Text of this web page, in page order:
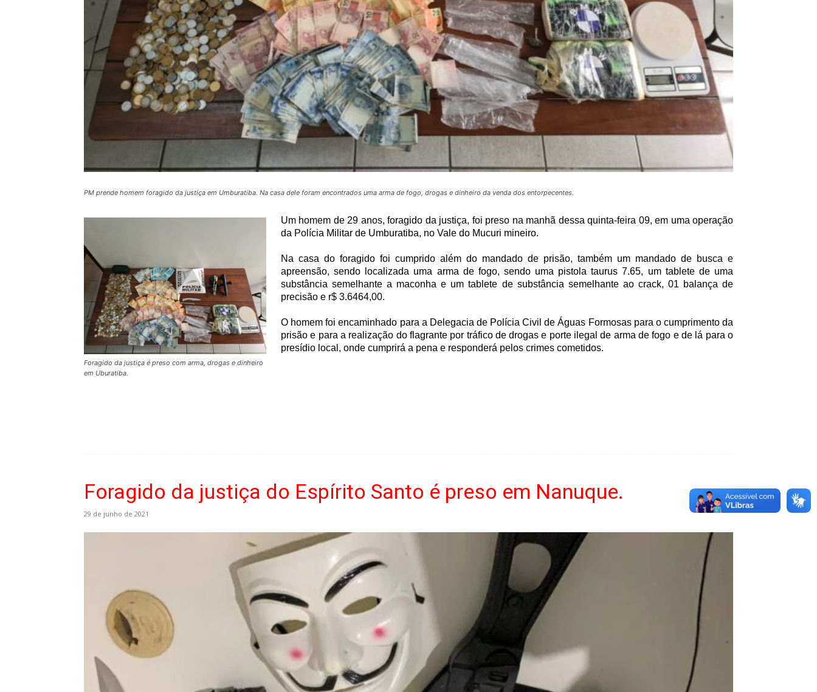
PM prende homem foragido da justiça em Umburatiba. Na casa dele foram encontrados uma arma de fogo, drogas e dinheiro da venda dos entorpecentes.
Foragido da justiça é preso com arma, drogas e dinheiro
em Uburatiba.
Um homem de 29 anos, foragido da justiça, foi preso na manhã dessa quinta-feira 09, em uma operação
da Polícia Militar de Umburatiba, no Vale do Mucuri mineiro.
Na casa do foragido foi cumprido além do mandado de prisão, também um mandado de busca e
apreensão, sendo localizada uma arma de fogo, sendo uma pistola taurus 7.65, um tablete de uma
substância semelhante a maconha e um tablete de substância semelhante ao crack, 01 balança de
precisão e r$ 3.6464,00.
O homem foi encaminhado para a Delegacia de Polícia Civil de Águas Formosas para o cumprimento da
prisão e para a realização do flagrante por tráfico de drogas e porte ilegal de arma de fogo e de lá para o
presídio local, onde cumprirá a pena e responderá pelos crimes cometidos.
Foragido da justiça do Espírito Santo é preso em Nanuque.
29 de junho de 2021